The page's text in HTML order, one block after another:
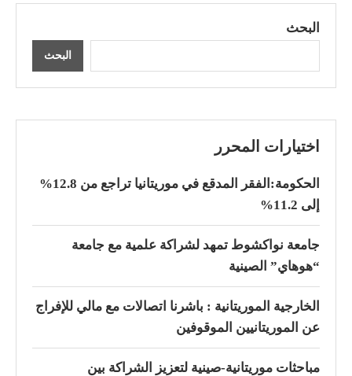
البحث
البحث
اختيارات المحرر
الحكومة:الفقر المدقع في موريتانيا تراجع من 12.8%
إلى 11.2%
جامعة نواكشوط تمهد لشراكة علمية مع جامعة
“هوهاي” الصينية
الخارجية الموريتانية : باشرنا اتصالات مع مالي للإفراج
عن الموريتانيين الموقوفين
مباحثات موريتانية-صينية لتعزيز الشراكة بين